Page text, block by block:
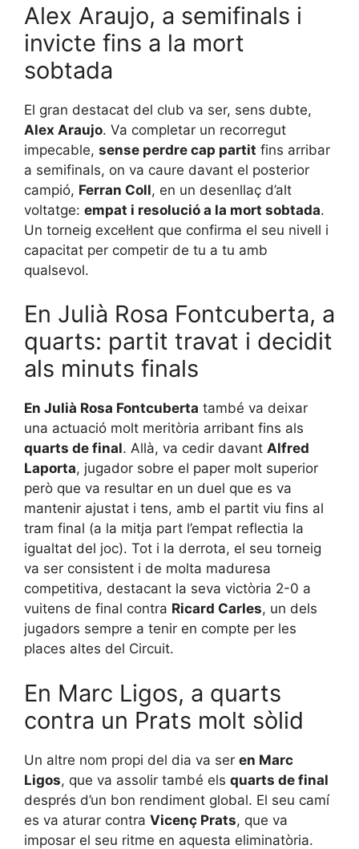
Alex Araujo, a semifinals i
invicte fins a la mort
sobtada
El gran destacat del club va ser, sens dubte,
Alex Araujo. Va completar un recorregut
impecable, sense perdre cap partit fins arribar
a semifinals, on va caure davant el posterior
campió, Ferran Coll, en un desenllaç d’alt
voltatge: empat i resolució a la mort sobtada.
Un torneig excel·lent que confirma el seu nivell i
capacitat per competir de tu a tu amb
qualsevol.
En Julià Rosa Fontcuberta, a
quarts: partit travat i decidit
als minuts finals
En Julià Rosa Fontcuberta també va deixar
una actuació molt meritòria arribant fins als
quarts de final. Allà, va cedir davant Alfred
Laporta, jugador sobre el paper molt superior
però que va resultar en un duel que es va
mantenir ajustat i tens, amb el partit viu fins al
tram final (a la mitja part l’empat reflectia la
igualtat del joc). Tot i la derrota, el seu torneig
va ser consistent i de molta maduresa
competitiva, destacant la seva victòria 2-0 a
vuitens de final contra Ricard Carles, un dels
jugadors sempre a tenir en compte per les
places altes del Circuit.
En Marc Ligos, a quarts
contra un Prats molt sòlid
Un altre nom propi del dia va ser en Marc
Ligos, que va assolir també els quarts de final
després d’un bon rendiment global. El seu camí
es va aturar contra Vicenç Prats, que va
imposar el seu ritme en aquesta eliminatòria.